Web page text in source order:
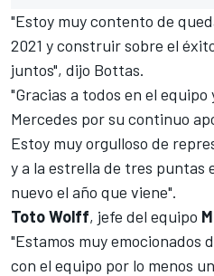
"Estoy muy contento de
2021 y construir sobre el
juntos", dijo Bottas.
"Gracias a todos en el
Mercedes por su continuo
Estoy muy orgulloso de
y a la estrella de tres puntas
nuevo el año que viene".
Toto Wolff, jefe del equipo
"Estamos muy emocionados
con el equipo por lo menos